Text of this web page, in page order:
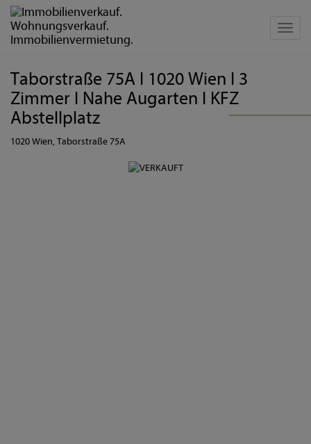
Taborstraße 75A I 1020 Wien I 3
Zimmer I Nahe Augarten I KFZ
Abstellplatz
1020 Wien, Taborstraße 75A